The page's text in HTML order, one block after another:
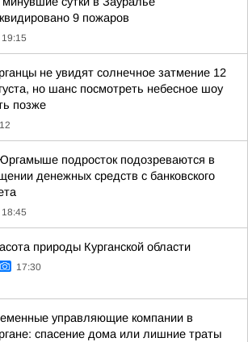
9 пожаров
19:15
не увидят солнечное затмение 12
но шанс посмотреть небесное шоу
позже
подросток подозреваются в
денежных средств с банковского
18:45
природы Курганской области
17:30
управляющие компании в
спасение дома или лишние траты